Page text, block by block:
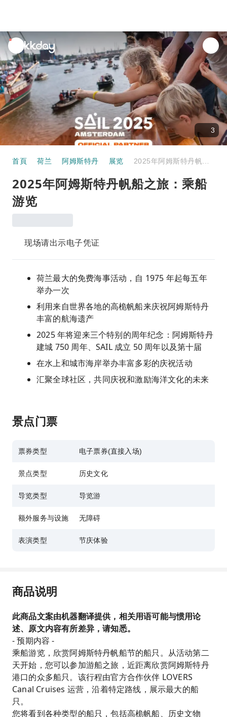
unread
notifications
3
首頁 荷兰 阿姆斯特丹 展览
2025年阿姆斯特丹帆船之旅：乘船
游览
现场请出示电子凭证
荷兰最大的免费海事活动，自 1975 年起每五年
举办一次
利用来自世界各地的高桅帆船来庆祝阿姆斯特丹
丰富的航海遗产
2025 年将迎来三个特别的周年纪念：阿姆斯特丹
建城 750 周年、SAIL 成立 50 周年以及第十届
在水上和城市海岸举办丰富多彩的庆祝活动
汇聚全球社区，共同庆祝和激励海洋文化的未来
景点门票
票券类型 电子票券(直接入场)
景点类型 历史文化
导览类型 导览游
额外服务与设施 无障碍
表演类型 节庆体验
商品说明
此商品文案由机器翻译提供，相关用语可能与惯用论
述、原文内容有所差异，请知悉。
- 预期内容 -
乘船游览，欣赏阿姆斯特丹帆船节的船只。从活动第二
天开始，您可以参加游船之旅，近距离欣赏阿姆斯特丹
港口的众多船只。该行程由官方合作伙伴 LOVERS
Canal Cruises 运营，沿着特定路线，展示最大的船
只。
您将看到各种类型的船只，包括高桅帆船、历史文物